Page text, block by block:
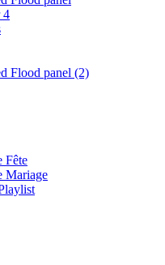
4
Flood panel (2)
Fête
Mariage